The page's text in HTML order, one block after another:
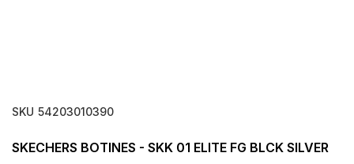
SKU 54203010390
SKECHERS BOTINES - SKK 01 ELITE FG BLCK SILVER